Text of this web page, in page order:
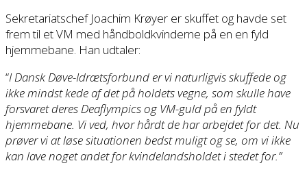
Sekretariatschef Joachim Krøyer er skuffet og havde set
frem til et VM med håndboldkvinderne på en en fyld
hjemmebane. Han udtaler:
“I Dansk Døve-Idrætsforbund er vi naturligvis skuffede og
ikke mindst kede af det på holdets vegne, som skulle have
forsvaret deres Deaflympics og VM-guld på en fyldt
hjemmebane. Vi ved, hvor hårdt de har arbejdet for det. Nu
prøver vi at løse situationen bedst muligt og se, om vi ikke
kan lave noget andet for kvindelandsholdet i stedet for.”